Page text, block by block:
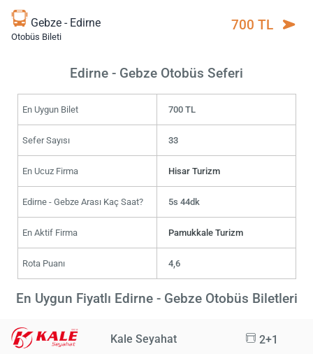
Gebze - Edirne
Otobüs Bileti
700 TL
Edirne - Gebze Otobüs Seferi
En Uygun Bilet 700 TL
Sefer Sayısı 33
En Ucuz Firma Hisar Turizm
Edirne - Gebze Arası Kaç Saat? 5s 44dk
En Aktif Firma Pamukkale Turizm
Rota Puanı 4,6
En Uygun Fiyatlı Edirne - Gebze Otobüs Biletleri
Kale Seyahat 2+1